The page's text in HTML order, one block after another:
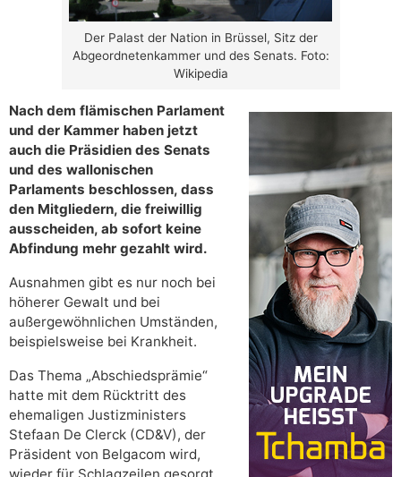
Der Palast der Nation in Brüssel, Sitz der
Abgeordnetenkammer und des Senats. Foto:
Wikipedia
Nach dem flämischen Parlament
und der Kammer haben jetzt
auch die Präsidien des Senats
und des wallonischen
Parlaments beschlossen, dass
den Mitgliedern, die freiwillig
ausscheiden, ab sofort keine
Abfindung mehr gezahlt wird.
Ausnahmen gibt es nur noch bei
höherer Gewalt und bei
außergewöhnlichen Umständen,
beispielsweise bei Krankheit.
Das Thema „Abschiedsprämie“
hatte mit dem Rücktritt des
ehemaligen Justizministers
Stefaan De Clerck (CD&V), der
Präsident von Belgacom wird,